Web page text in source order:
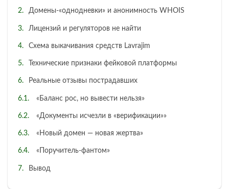
Домены-«однодневки» и анонимность WHOIS
Лицензий и регуляторов не найти
Схема выкачивания средств Lavrajim
Технические признаки фейковой платформы
Реальные отзывы пострадавших
«Баланс рос, но вывести нельзя»
«Документы исчезли в «верификации»»
«Новый домен — новая жертва»
«Поручитель‑фантом»
Вывод